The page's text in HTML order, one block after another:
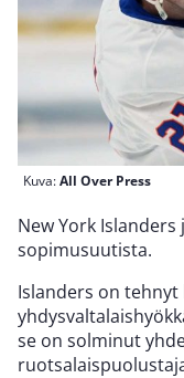
Kuva:All Over Press
New York
sopimusuutista.
Islanders on
se on solminut